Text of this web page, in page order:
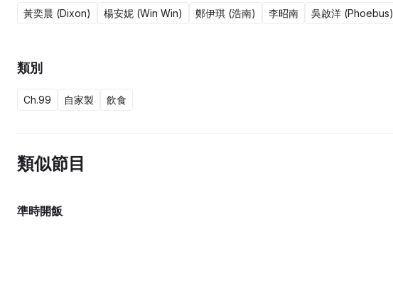
黃奕晨 (Dixon) 楊安妮 (Win Win) 鄭伊琪 (浩南) 李昭南 吳啟洋 (Phoebus)
類別
Ch.99 自家製 飲食
類似節目
準時開飯